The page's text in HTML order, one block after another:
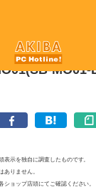
MO01-
示を独自に調査したものです。
りません。
ョップ店頭にてご確認ください。